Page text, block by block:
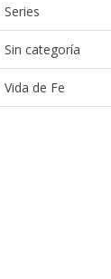
Series
Sin categoría
Vida de Fe